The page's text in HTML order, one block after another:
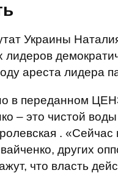
Украины
лидеров
ареста лидера
в переданном
– это чистой воды
.
других
что власть